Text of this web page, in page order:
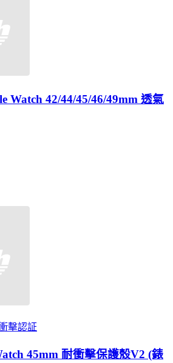
Watch 42/44/45/46/49mm 透氣
擊認証
45mm 耐衝擊保護殼V2 (錶